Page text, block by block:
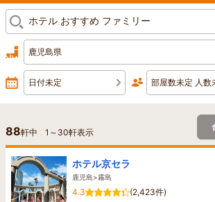
鹿児島県
日付未定 部屋数未定 人数
88軒中 1 ～ 30軒表示
ホテル京セラ
鹿児島>霧島
4.3
(2,423件)